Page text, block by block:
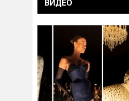
ВИДЕО